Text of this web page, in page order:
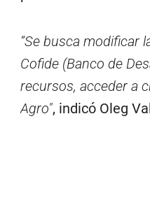
“Se busca modificar
Cofide (Banco de
recursos, acceder a
Agro", indicó Oleg